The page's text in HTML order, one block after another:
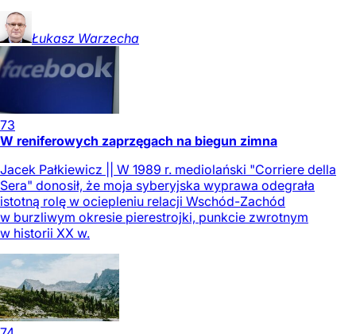
Łukasz Warzecha
73
W reniferowych zaprzęgach na biegun zimna
Jacek Pałkiewicz || W 1989 r. mediolański "Corriere della
Sera" donosił, że moja syberyjska wyprawa odegrała
istotną rolę w ociepleniu relacji Wschód-Zachód
w burzliwym okresie pierestrojki, punkcie zwrotnym
w historii XX w.